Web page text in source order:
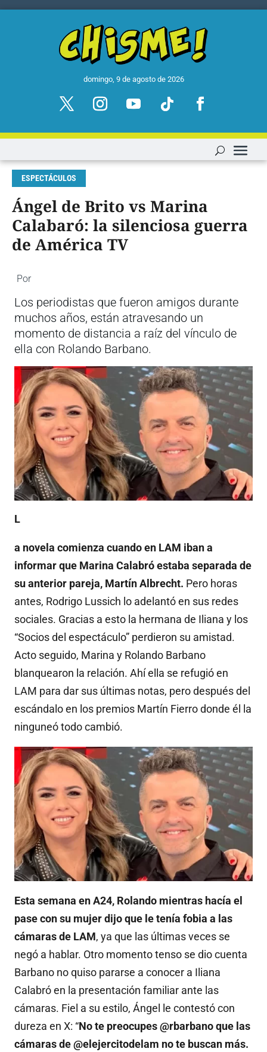
domingo, 9 de agosto de 2026
ESPECTÁCULOS
Ángel de Brito vs Marina
Calabaró: la silenciosa guerra
de América TV
Por
Los periodistas que fueron amigos durante
muchos años, están atravesando un
momento de distancia a raíz del vínculo de
ella con Rolando Barbano.
L
a novela comienza cuando en LAM iban a
informar que Marina Calabró estaba separada de
su anterior pareja, Martín Albrecht. Pero horas
antes, Rodrigo Lussich lo adelantó en sus redes
sociales. Gracias a esto la hermana de Iliana y los
“Socios del espectáculo” perdieron su amistad.
Acto seguido, Marina y Rolando Barbano
blanquearon la relación. Ahí ella se refugió en
LAM para dar sus últimas notas, pero después del
escándalo en los premios Martín Fierro donde él la
ninguneó todo cambió.
Esta semana en A24, Rolando mientras hacía el
pase con su mujer dijo que le tenía fobia a las
cámaras de LAM, ya que las últimas veces se
negó a hablar. Otro momento tenso se dio cuenta
Barbano no quiso pararse a conocer a Iliana
Calabró en la presentación familiar ante las
cámaras. Fiel a su estilo, Ángel le contestó con
dureza en X: “No te preocupes @rbarbano que las
cámaras de @elejercitodelam no te buscan más.